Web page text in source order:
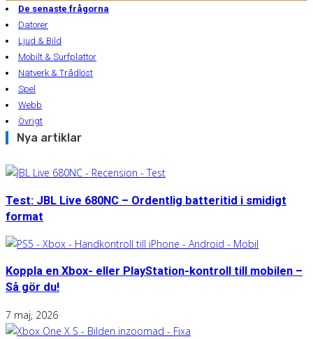
De senaste frågorna
Datorer
Ljud & Bild
Mobilt & Surfplattor
Nätverk & Trådlöst
Spel
Webb
Övrigt
Nya artiklar
Test: JBL Live 680NC – Ordentlig batteritid i smidigt
format
Koppla en Xbox- eller PlayStation-kontroll till mobilen –
Så gör du!
7 maj, 2026